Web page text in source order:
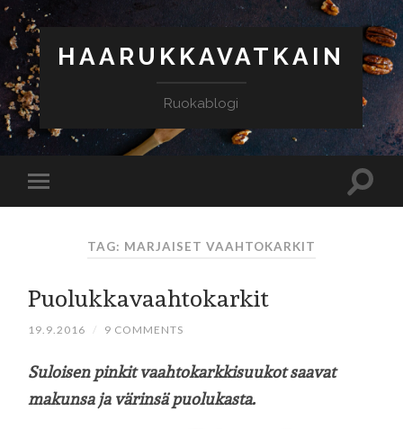
HAARUKKAVATKAIN
Ruokablogi
TAG: MARJAISET VAAHTOKARKIT
Puolukkavaahtokarkit
19.9.2016 / 9 COMMENTS
Suloisen pinkit vaahtokarkkisuukot saavat
makunsa ja värinsä puolukasta.